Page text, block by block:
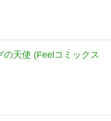
の天使 (Feelコミックス